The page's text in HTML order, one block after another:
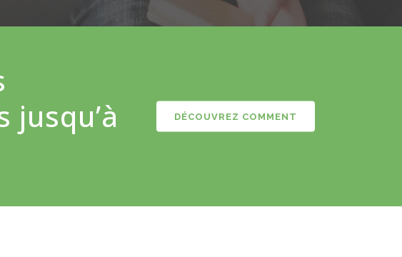
DÉCOUVREZ COMMENT